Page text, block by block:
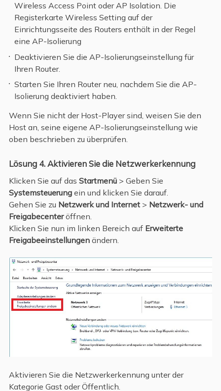
Wireless Access Point oder AP Isolation. Die
Registerkarte Wireless Setting auf der
Einrichtungsseite des Routers enthält in der Regel
eine AP-Isolierung
Deaktivieren Sie die AP-Isolierungseinstellung für
Ihren Router.
Starten Sie Ihren Router neu, nachdem Sie die AP-
Isolierung deaktiviert haben.
Wenn Sie nicht der Host-Player sind, weisen Sie den
Host an, seine eigene AP-Isolierungseinstellung wie
oben beschrieben zu überprüfen.
Lösung 4. Aktivieren Sie die Netzwerkerkennung
Klicken Sie auf das Startmenü > Geben Sie
Systemsteuerung ein und klicken Sie darauf.
Gehen Sie zu Netzwerk und Internet > Netzwerk- und
Freigabecenteröffnen.
Klicken Sie nun im linken Bereich aufErweiterte
Freigabeeinstellungenändern.
Aktivieren Sie die Netzwerkerkennung unter der
Kategorie Gast oder Öffentlich.